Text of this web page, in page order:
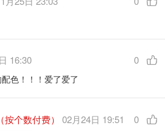
16:30 0
色！！！爱了爱了
（按个数付费） 02月24日 19:51 0